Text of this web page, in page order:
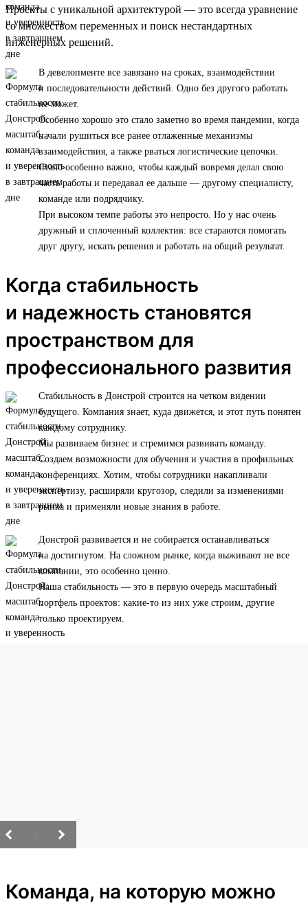
Проекты с уникальной архитектурой — это всегда уравнение
со множеством переменных и поиск нестандартных
инженерных решений.
В девелопменте все завязано на сроках, взаимодействии
и последовательности действий. Одно без другого работать
не может.
Особенно хорошо это стало заметно во время пандемии, когда
начали рушиться все ранее отлаженные механизмы
взаимодействия, а также рваться логистические цепочки.
Стало особенно важно, чтобы каждый вовремя делал свою
часть работы и передавал ее дальше — другому специалисту,
команде или подрядчику.
При высоком темпе работы это непросто. Но у нас очень
дружный и сплоченный коллектив: все стараются помогать
друг другу, искать решения и работать на общий результат.
Когда стабильность
и надежность становятся
пространством для
профессионального развития
Стабильность в Донстрой строится на четком видении
будущего. Компания знает, куда движется, и этот путь понятен
каждому сотруднику.
Мы развиваем бизнес и стремимся развивать команду.
Создаем возможности для обучения и участия в профильных
конференциях. Хотим, чтобы сотрудники накапливали
экспертизу, расширяли кругозор, следили за изменениями
рынка и применяли новые знания в работе.
Донстрой развивается и не собирается останавливаться
на достигнутом. На сложном рынке, когда выживают не все
компании, это особенно ценно.
Наша стабильность — это в первую очередь масштабный
портфель проектов: какие-то из них уже строим, другие
только проектируем.
Команда, на которую можно